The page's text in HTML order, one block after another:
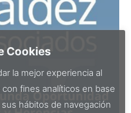
Cookies
la mejor experiencia al
fines analíticos en base
hábitos de navegación